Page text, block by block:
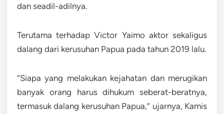
dan seadil-adilnya.
Terutama terhadap Victor Yaimo aktor sekaligus
dalang dari kerusuhan Papua pada tahun 2019 lalu.
“Siapa yang melakukan kejahatan dan merugikan
banyak orang harus dihukum seberat-beratnya,
termasuk dalang kerusuhan Papua,” ujarnya, Kamis